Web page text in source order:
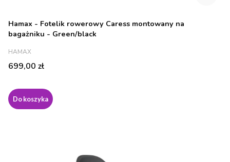
Hamax - Fotelik rowerowy Caress montowany na
bagażniku - Green/black
PRODUCENT
HAMAX
Cena
699,00 zł
Do koszyka